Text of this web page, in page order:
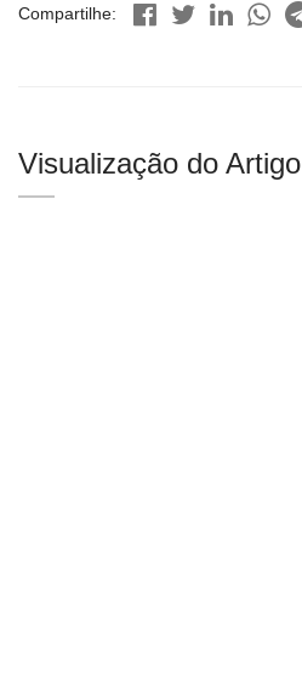
Compartilhe:
Visualização do Artigo